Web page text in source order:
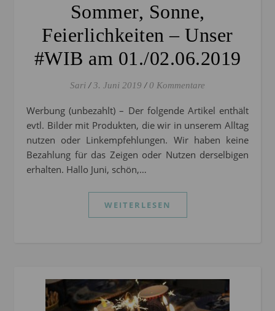
Sommer, Sonne,
Feierlichkeiten – Unser
#WIB am 01./02.06.2019
Sari / 3. Juni 2019 / 0 Kommentare
Werbung (unbezahlt) – Der folgende Artikel enthält
evtl. Bilder mit Produkten, die wir in unserem Alltag
nutzen oder Linkempfehlungen. Wir haben keine
Bezahlung für das Zeigen oder Nutzen derselbigen
erhalten. Hallo Juni, schön,…
WEITERLESEN